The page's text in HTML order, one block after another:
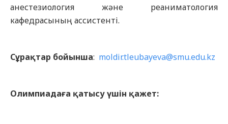
анестезиология және реаниматология
кафедрасының ассистенті.
Сұрақтар бойынша: moldir.tleubayeva@smu.edu.kz
Олимпиадаға қатысу үшін қажет: